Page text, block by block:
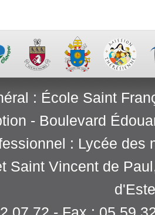
: École Saint
- Boulevard
: Lycée des
Saint Vincent de